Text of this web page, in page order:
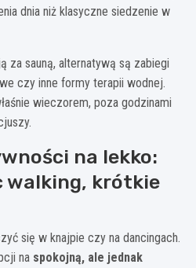
dnia niż klasyczne siedzenie w
za sauną, alternatywą są zabiegi
czy inne formy terapii wodnej.
wieczorem, poza godzinami
na lekko:
walking, krótkie
się w knajpie czy na dancingach.
na spokojną, ale jednak